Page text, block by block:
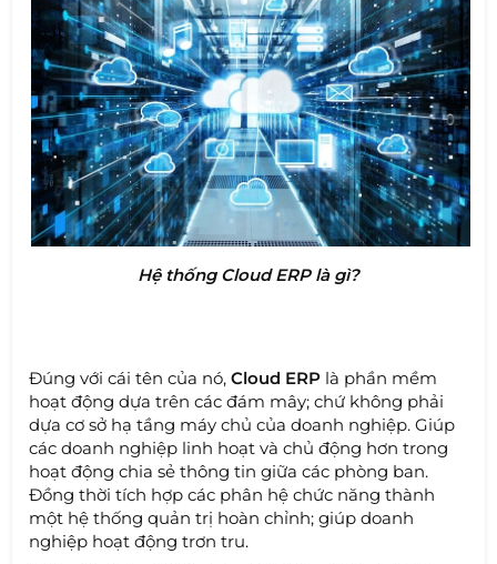
Hệ thống Cloud ERP là gì?
Đúng với cái tên của nó,Cloud ERP là phần mềm
hoạt động dựa trên các đám mây; chứ không phải
dựa cơ sở hạ tầng máy chủ của doanh nghiệp. Giúp
các doanh nghiệp linh hoạt và chủ động hơn trong
hoạt động chia sẻ thông tin giữa các phòng ban.
Đồng thời tích hợp các phân hệ chức năng thành
một hệ thống quản trị hoàn chỉnh; giúp doanh
nghiệp hoạt động trơn tru.